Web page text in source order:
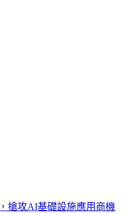
搶攻AI基礎設施應用商機